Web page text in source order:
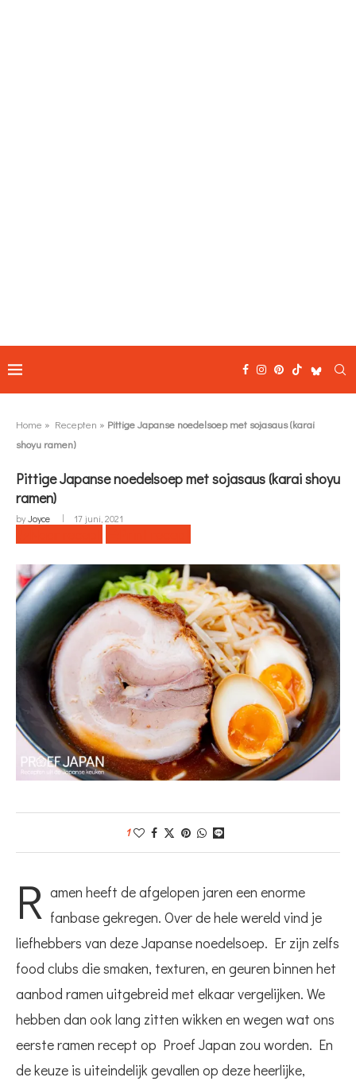
Home » Recepten » Pittige Japanse noedelsoep met sojasaus (karai
shoyu ramen)
Pittige Japanse noedelsoep met sojasaus (karai shoyu
ramen)
byJoyce 17 juni, 2021
1
R amen heeft de afgelopen jaren een enorme
fanbase gekregen. Over de hele wereld vind je
liefhebbers van deze Japanse noedelsoep. Er zijn zelfs
food clubs die smaken, texturen, en geuren binnen het
aanbod ramen uitgebreid met elkaar vergelijken. We
hebben dan ook lang zitten wikken en wegen wat ons
eerste ramen recept op Proef Japan zou worden. En
de keuze is uiteindelijk gevallen op deze heerlijke,